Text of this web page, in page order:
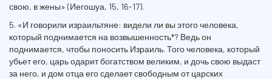
свою, в жены» (Иегошуа, 15, 16-17).
5. «И говорили израильтяне: видели ли вы этого человека,
который поднимается на возвышенность*? Ведь он
поднимается, чтобы поносить Израиль. Того человека, который
убьет его, царь одарит богатством великим, и дочь свою выдаст
за него, и дом отца его сделает свободным от царских